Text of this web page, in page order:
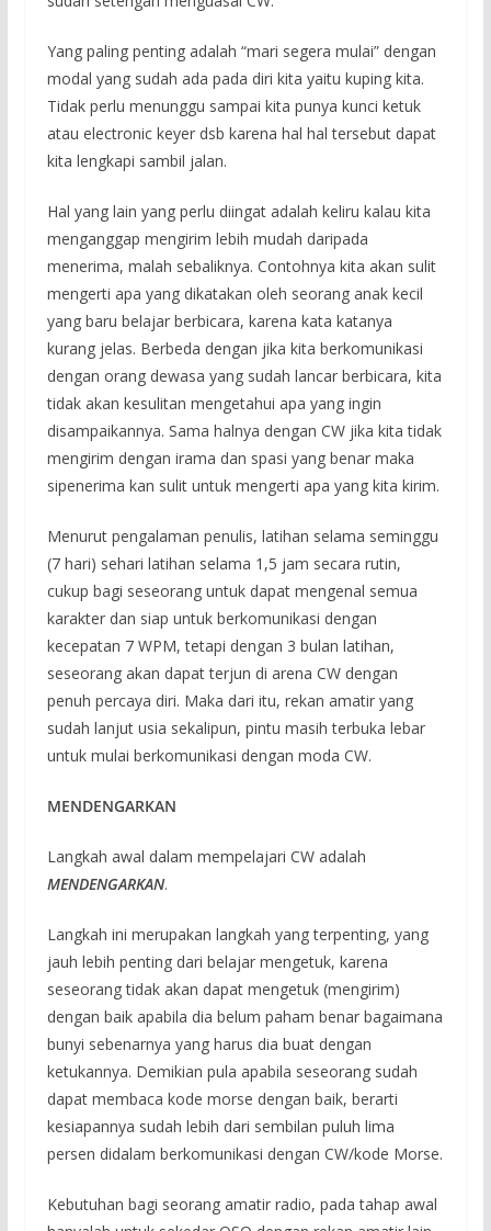
Yang paling penting adalah “mari segera mulai” dengan
modal yang sudah ada pada diri kita yaitu kuping kita.
Tidak perlu menunggu sampai kita punya kunci ketuk
atau electronic keyer dsb karena hal hal tersebut dapat
kita lengkapi sambil jalan.
Hal yang lain yang perlu diingat adalah keliru kalau kita
menganggap mengirim lebih mudah daripada
menerima, malah sebaliknya. Contohnya kita akan sulit
mengerti apa yang dikatakan oleh seorang anak kecil
yang baru belajar berbicara, karena kata katanya
kurang jelas. Berbeda dengan jika kita berkomunikasi
dengan orang dewasa yang sudah lancar berbicara, kita
tidak akan kesulitan mengetahui apa yang ingin
disampaikannya. Sama halnya dengan CW jika kita tidak
mengirim dengan irama dan spasi yang benar maka
sipenerima kan sulit untuk mengerti apa yang kita kirim.
Menurut pengalaman penulis, latihan selama seminggu
(7 hari) sehari latihan selama 1,5 jam secara rutin,
cukup bagi seseorang untuk dapat mengenal semua
karakter dan siap untuk berkomunikasi dengan
kecepatan 7 WPM, tetapi dengan 3 bulan latihan,
seseorang akan dapat terjun di arena CW dengan
penuh percaya diri. Maka dari itu, rekan amatir yang
sudah lanjut usia sekalipun, pintu masih terbuka lebar
untuk mulai berkomunikasi dengan moda CW.
MENDENGARKAN
Langkah awal dalam mempelajari CW adalah
MENDENGARKAN.
Langkah ini merupakan langkah yang terpenting, yang
jauh lebih penting dari belajar mengetuk, karena
seseorang tidak akan dapat mengetuk (mengirim)
dengan baik apabila dia belum paham benar bagaimana
bunyi sebenarnya yang harus dia buat dengan
ketukannya. Demikian pula apabila seseorang sudah
dapat membaca kode morse dengan baik, berarti
kesiapannya sudah lebih dari sembilan puluh lima
persen didalam berkomunikasi dengan CW/kode Morse.
Kebutuhan bagi seorang amatir radio, pada tahap awal